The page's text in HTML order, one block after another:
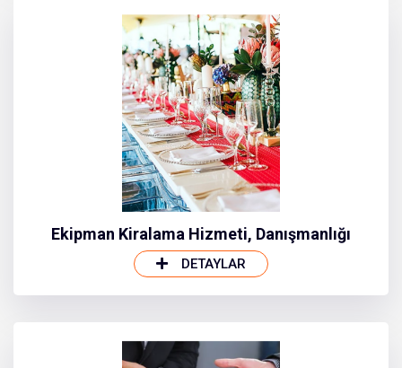
Ekipman Kiralama Hizmeti, Danışmanlığı
DETAYLAR